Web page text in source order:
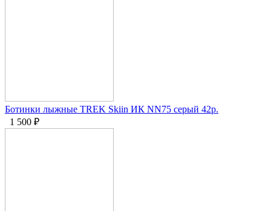
Ботинки лыжные TREK Skiin ИК NN75 серый 42р.
1 500 ₽